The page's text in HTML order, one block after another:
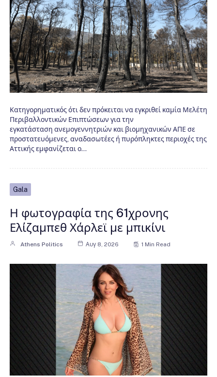
Κατηγορηματικός ότι δεν πρόκειται να εγκριθεί καμία Μελέτη
Περιβαλλοντικών Επιπτώσεων για την
εγκατάσταση ανεμογεννητριών και βιομηχανικών ΑΠΕ σε
προστατευόμενες, αναδασωτέες ή πυρόπληκτες περιοχές της
Αττικής εμφανίζεται ο…
Gala
Η φωτογραφία της 61χρονης
Ελίζαμπεθ Χάρλεϊ με μπικίνι
Athens Politics Αυγ 8, 2026 1 Min Read